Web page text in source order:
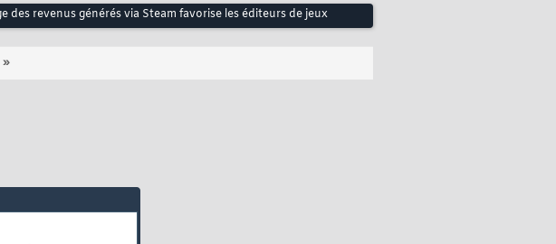
des revenus générés via Steam favorise les éditeurs de jeux
»